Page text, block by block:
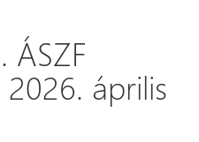
ÁSZF
április